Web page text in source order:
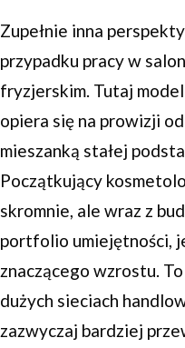
Zupełnie inna
przypadku pracy w
fryzjerskim. Tutaj
opiera się na prowizji
mieszanką stałej
Początkujący
skromnie, ale wraz z
portfolio umiejętności,
znaczącego wzrostu.
dużych sieciach
zazwyczaj bardziej